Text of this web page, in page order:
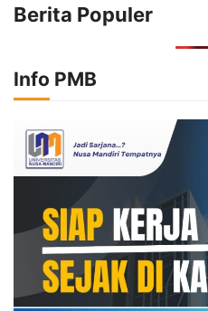
Berita Populer
Info PMB